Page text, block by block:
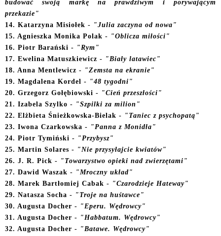
budować swoją markę na prawdziwym i porywającym
przekazie"
14. Katarzyna Misiołek - "Julia zaczyna od nowa"
15. Agnieszka Monika Polak - "Oblicza miłości"
16. Piotr Barański - "Rym"
17. Ewelina Matuszkiewicz - "Biały latawiec"
18. Anna Mentlewicz - "Zemsta na ekranie"
19. Magdalena Kordel - "48 tygodni"
20. Grzegorz Gołębiowski - "Cień przeszłości"
21. Izabela Szylko - "Szpilki za milion"
22. Elżbieta Śnieżkowska-Bielak - "Taniec z psychopatą"
23. Iwona Czarkowska - "Panna z Monidła"
24. Piotr Tymiński - "Przybysz"
25. Martin Solares - "Nie przysyłajcie kwiatów"
26. J. R. Pick - "Towarzystwo opieki nad zwierzętami"
27. Dawid Waszak - "Mroczny układ"
28. Marek Bartłomiej Cabak - "Czarodzieje Hateway"
29. Natasza Socha - "Troje na huśtawce"
30. Augusta Docher - "Eperu. Wędrowcy"
31. Augusta Docher - "Habbatum. Wędrowcy"
32. Augusta Docher - "Batawe. Wędrowcy"